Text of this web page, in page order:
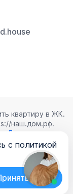
квартиру в ЖК.
наш.дом.рф.
Лицензионным
и
с политикой